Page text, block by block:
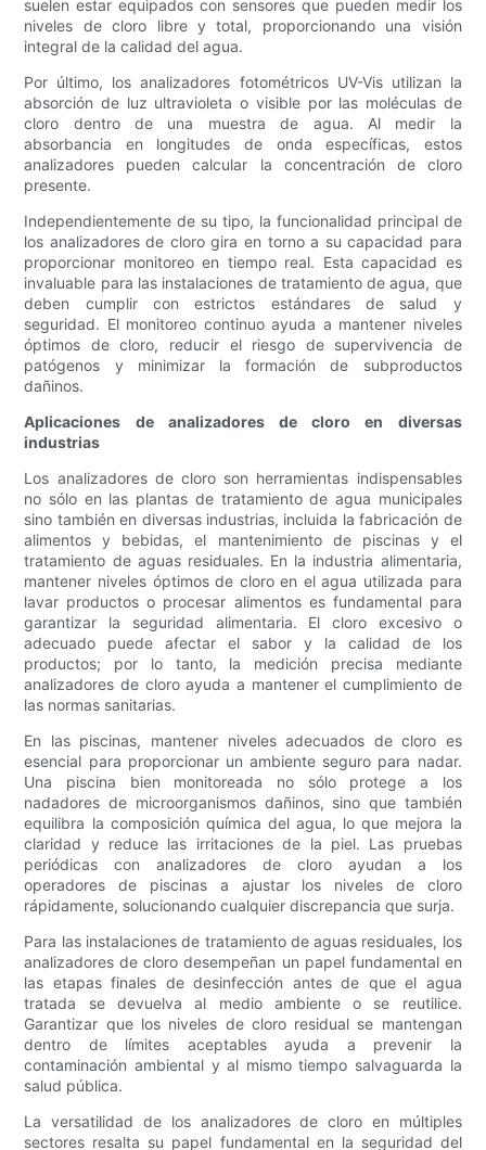
suelen estar equipados con sensores que pueden medir los
niveles de cloro libre y total, proporcionando una visión
integral de la calidad del agua.
Por último, los analizadores fotométricos UV-Vis utilizan la
absorción de luz ultravioleta o visible por las moléculas de
cloro dentro de una muestra de agua. Al medir la
absorbancia en longitudes de onda específicas, estos
analizadores pueden calcular la concentración de cloro
presente.
Independientemente de su tipo, la funcionalidad principal de
los analizadores de cloro gira en torno a su capacidad para
proporcionar monitoreo en tiempo real. Esta capacidad es
invaluable para las instalaciones de tratamiento de agua, que
deben cumplir con estrictos estándares de salud y
seguridad. El monitoreo continuo ayuda a mantener niveles
óptimos de cloro, reducir el riesgo de supervivencia de
patógenos y minimizar la formación de subproductos
dañinos.
Aplicaciones de analizadores de cloro en diversas
industrias
Los analizadores de cloro son herramientas indispensables
no sólo en las plantas de tratamiento de agua municipales
sino también en diversas industrias, incluida la fabricación de
alimentos y bebidas, el mantenimiento de piscinas y el
tratamiento de aguas residuales. En la industria alimentaria,
mantener niveles óptimos de cloro en el agua utilizada para
lavar productos o procesar alimentos es fundamental para
garantizar la seguridad alimentaria. El cloro excesivo o
adecuado puede afectar el sabor y la calidad de los
productos; por lo tanto, la medición precisa mediante
analizadores de cloro ayuda a mantener el cumplimiento de
las normas sanitarias.
En las piscinas, mantener niveles adecuados de cloro es
esencial para proporcionar un ambiente seguro para nadar.
Una piscina bien monitoreada no sólo protege a los
nadadores de microorganismos dañinos, sino que también
equilibra la composición química del agua, lo que mejora la
claridad y reduce las irritaciones de la piel. Las pruebas
periódicas con analizadores de cloro ayudan a los
operadores de piscinas a ajustar los niveles de cloro
rápidamente, solucionando cualquier discrepancia que surja.
Para las instalaciones de tratamiento de aguas residuales, los
analizadores de cloro desempeñan un papel fundamental en
las etapas finales de desinfección antes de que el agua
tratada se devuelva al medio ambiente o se reutilice.
Garantizar que los niveles de cloro residual se mantengan
dentro de límites aceptables ayuda a prevenir la
contaminación ambiental y al mismo tiempo salvaguarda la
salud pública.
La versatilidad de los analizadores de cloro en múltiples
sectores resalta su papel fundamental en la seguridad del